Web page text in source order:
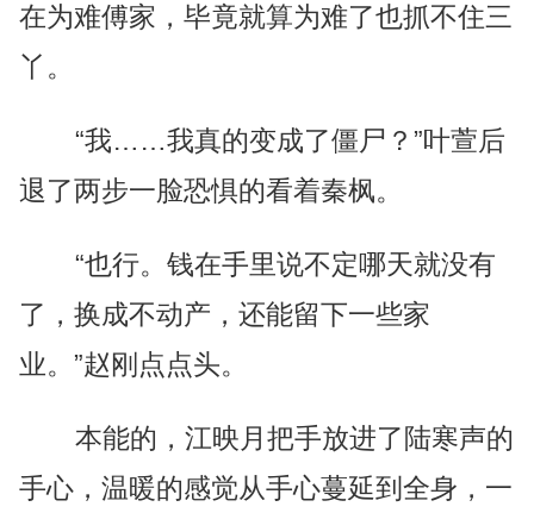
在为难傅家，毕竟就算为难了也抓不住三
丫。
“我……我真的变成了僵尸？”叶萱后
退了两步一脸恐惧的看着秦枫。
“也行。钱在手里说不定哪天就没有
了，换成不动产，还能留下一些家
业。”赵刚点点头。
本能的，江映月把手放进了陆寒声的
手心，温暖的感觉从手心蔓延到全身，一